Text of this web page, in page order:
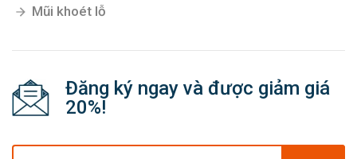
Mũi khoét lỗ
Đăng ký ngay và được giảm giá
20%!